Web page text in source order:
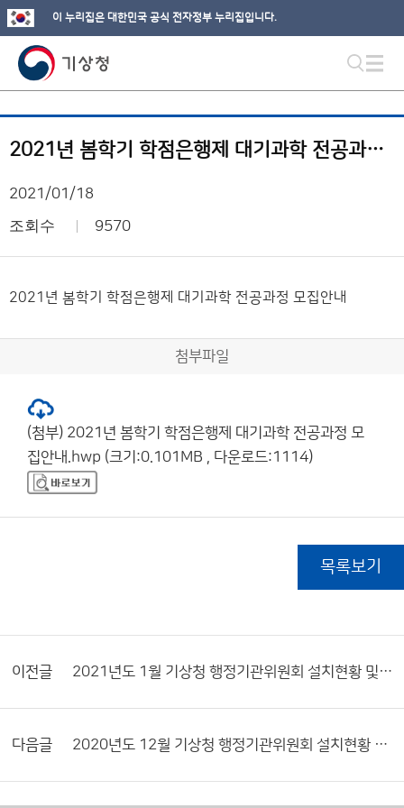
이 누리집은 대한민국 공식 전자정부 누리집입니다.
2021년 봄학기 학점은행제 대기과학 전공과정 모집안내
2021/01/18
조회수 9570
2021년 봄학기 학점은행제 대기과학 전공과정 모집안내
첨부파일
(첨부) 2021년 봄학기 학점은행제 대기과학 전공과정 모
집안내.hwp (크기:0.101MB , 다운로드:1114)
목록보기
이전글 2021년도 1월 기상청 행정기관위원회 설치현황 및 활동내역서
다음글 2020년도 12월 기상청 행정기관위원회 설치현황 및 활동내역서